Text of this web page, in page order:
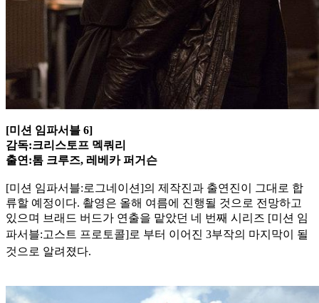
[미션 임파서블 6]
감독:크리스토프 멕쿼리
출연:톰 크루즈, 레베카 퍼거슨
[미션 임파서블:로그네이션]의 제작진과 출연진이 그대로 합
류할 예정이다. 촬영은 올해 여름에 진행될 것으로 전망하고
있으며 브래드 버드가 연출을 맡았던 네 번째 시리즈 [미션 임
파서블:고스트 프로토콜]로 부터 이어진 3부작의 마지막이 될
것으로 알려졌다.